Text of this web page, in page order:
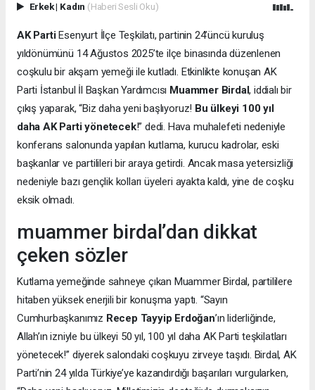
Erkek| Kadın (Haberi Sesli Oku)
AK PartiEsenyurt İlçe Teşkilatı, partinin 24’üncü kuruluş
yıldönümünü 14 Ağustos 2025’te ilçe binasında düzenlenen
coşkulu bir akşam yemeği ile kutladı. Etkinlikte konuşan AK
Parti İstanbul İl Başkan Yardımcısı Muammer Birdal, iddialı bir
çıkış yaparak, “Biz daha yeni başlıyoruz! Bu ülkeyi 100 yıl
daha AK Parti yönetecek!” dedi. Hava muhalefeti nedeniyle
konferans salonunda yapılan kutlama, kurucu kadrolar, eski
başkanlar ve partilileri bir araya getirdi. Ancak masa yetersizliği
nedeniyle bazı gençlik kolları üyeleri ayakta kaldı, yine de coşku
eksik olmadı.
muammer birdal’dan dikkat
çeken sözler
Kutlama yemeğinde sahneye çıkan Muammer Birdal, partililere
hitaben yüksek enerjili bir konuşma yaptı. “Sayın
Cumhurbaşkanımız Recep Tayyip Erdoğan’ın liderliğinde,
Allah’ın izniyle bu ülkeyi 50 yıl, 100 yıl daha AK Parti teşkilatları
yönetecek!” diyerek salondaki coşkuyu zirveye taşıdı. Birdal, AK
Parti’nin 24 yılda Türkiye’ye kazandırdığı başarıları vurgularken,